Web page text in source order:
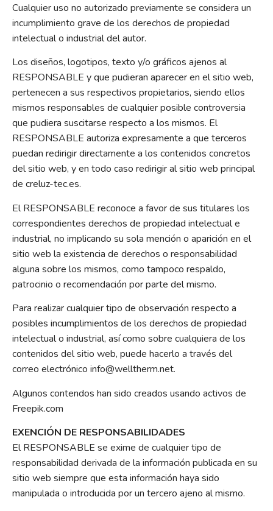
Cualquier uso no autorizado previamente se considera un
incumplimiento grave de los derechos de propiedad
intelectual o industrial del autor.
Los diseños, logotipos, texto y/o gráficos ajenos al
RESPONSABLE y que pudieran aparecer en el sitio web,
pertenecen a sus respectivos propietarios, siendo ellos
mismos responsables de cualquier posible controversia
que pudiera suscitarse respecto a los mismos. El
RESPONSABLE autoriza expresamente a que terceros
puedan redirigir directamente a los contenidos concretos
del sitio web, y en todo caso redirigir al sitio web principal
de creluz-tec.es.
El RESPONSABLE reconoce a favor de sus titulares los
correspondientes derechos de propiedad intelectual e
industrial, no implicando su sola mención o aparición en el
sitio web la existencia de derechos o responsabilidad
alguna sobre los mismos, como tampoco respaldo,
patrocinio o recomendación por parte del mismo.
Para realizar cualquier tipo de observación respecto a
posibles incumplimientos de los derechos de propiedad
intelectual o industrial, así como sobre cualquiera de los
contenidos del sitio web, puede hacerlo a través del
correo electrónico info@welltherm.net.
Algunos contendos han sido creados usando activos de
Freepik.com
EXENCIÓN DE RESPONSABILIDADES
El RESPONSABLE se exime de cualquier tipo de
responsabilidad derivada de la información publicada en su
sitio web siempre que esta información haya sido
manipulada o introducida por un tercero ajeno al mismo.